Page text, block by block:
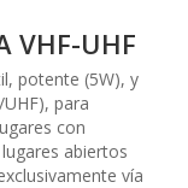
VHF-UHF
potente (5W), y
para
con
abiertos
vía